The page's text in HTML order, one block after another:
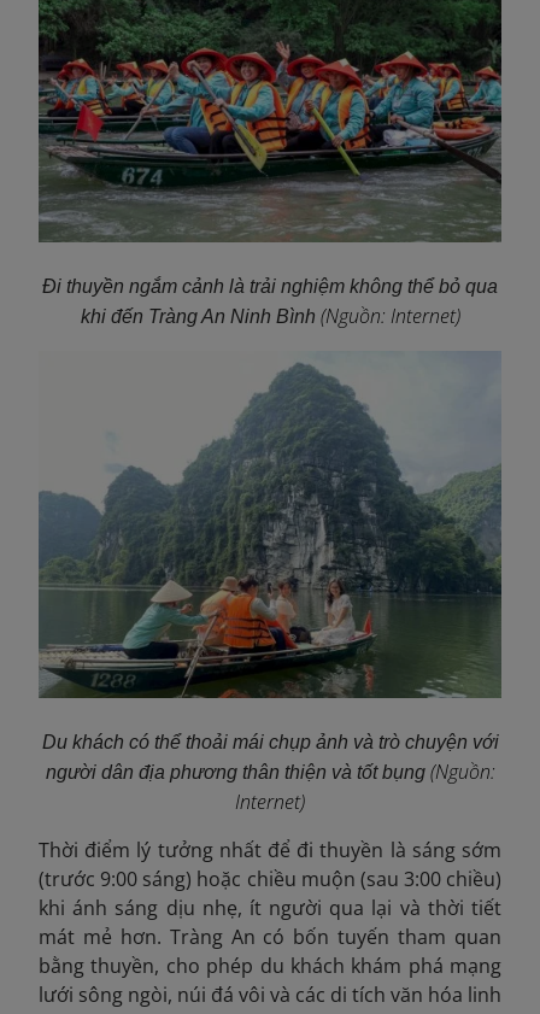
Đi thuyền ngắm cảnh là trải nghiệm không thể bỏ qua
khi đến Tràng An Ninh Bình (Nguồn: Internet)
Du khách có thể thoải mái chụp ảnh và trò chuyện với
người dân địa phương thân thiện và tốt bụng (Nguồn:
Internet)
Thời điểm lý tưởng nhất để đi thuyền là sáng sớm
(trước 9:00 sáng) hoặc chiều muộn (sau 3:00 chiều)
khi ánh sáng dịu nhẹ, ít người qua lại và thời tiết
mát mẻ hơn. Tràng An có bốn tuyến tham quan
bằng thuyền, cho phép du khách khám phá mạng
lưới sông ngòi, núi đá vôi và các di tích văn hóa linh